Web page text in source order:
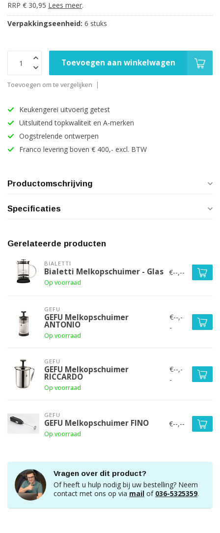
RRP € 30,95 Lees meer.
Verpakkingseenheid: 6 stuks
Toevoegen aan winkelwagen
Toevoegen om te vergelijken
Keukengerei uitvoerig getest
Uitsluitend topkwaliteit en A-merken
Oogstrelende ontwerpen
Franco levering boven € 400,- excl. BTW
Productomschrijving
Specificaties
Gerelateerde producten
BIALETTI
Bialetti Melkopschuimer - Glas
Op voorraad
€--,--
GEFU
GEFU Melkopschuimer
ANTONIO
Op voorraad
€--,-
-
GEFU
GEFU Melkopschuimer
RICCARDO
Op voorraad
€--,-
-
GEFU
GEFU Melkopschuimer FINO
Op voorraad
€--,--
Vragen over dit product?
Of heeft u hulp nodig bij uw bestelling? Neem
contact met ons op via mail of 036-5325359.